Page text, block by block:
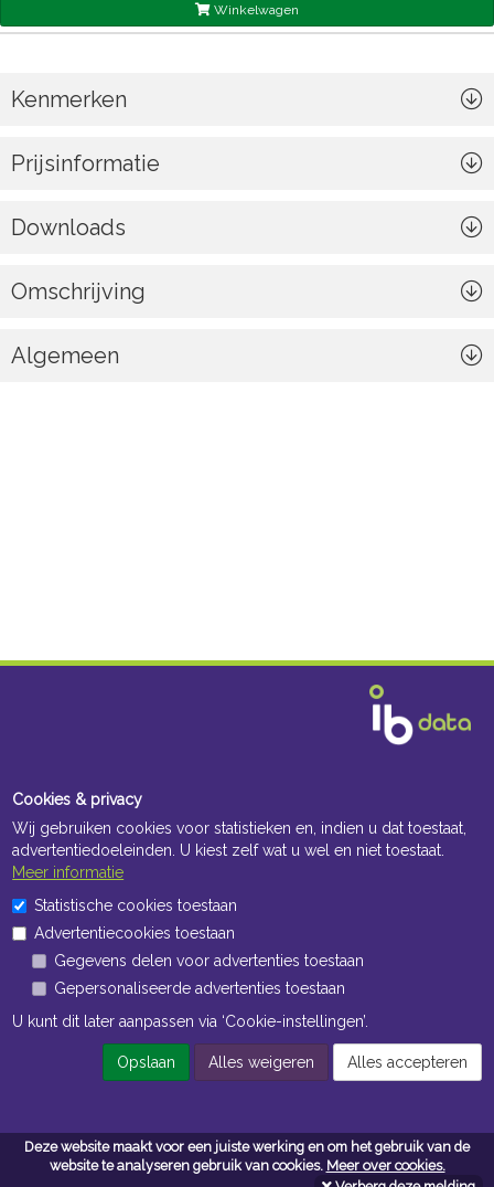
Deze website maakt voor een juiste werking en om het gebruik van de
website te analyseren gebruik van cookies. Meer over cookies.
Winkelwagen
Kenmerken
Prijsinformatie
Downloads
Omschrijving
Algemeen
Openingstijden Kantoor
ma t/m vr 8:30 uur tot 17:00 uur
Openingstijden Magazijn
ma t/m vr 7:00 uur tot 16:30 uur
Algemene voorwaarden
Cookies & privacy
Wij gebruiken cookies voor statistieken en, indien u dat toestaat,
advertentiedoeleinden. U kiest zelf wat u wel en niet toestaat.
Meer informatie
Statistische cookies toestaan
Advertentiecookies toestaan
Gegevens delen voor advertenties toestaan
Gepersonaliseerde advertenties toestaan
U kunt dit later aanpassen via ‘Cookie-instellingen’.
Opslaan Alles weigeren Alles accepteren